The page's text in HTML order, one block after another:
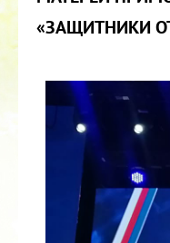
«ЗАЩИТНИКИ
ГОДОМ
ЯКУТИИ